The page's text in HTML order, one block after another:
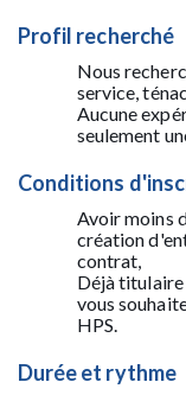
Profil recherché
Nous
service,
Aucune
seulement
Conditions
Avoir moins
création
contrat,
Déjà titulaire
vous
HPS.
Durée et rythme